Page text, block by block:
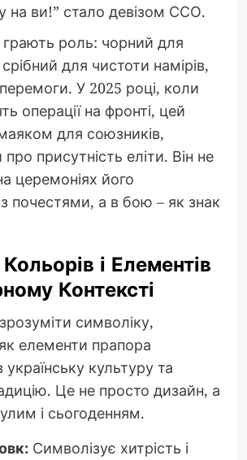
на ви!” стало девізом ССО.
роль: чорний для
для чистоти намірів,
У 2025 році, коли
операції на фронті, цей
для союзників,
присутність еліти. Він не
церемоніях його
почестями, а в бою – як знак
і Елементів
Контексті
символіку,
елементи прапора
культуру та
Це не просто дизайн, а
і сьогоденням.
Символізує хитрість і